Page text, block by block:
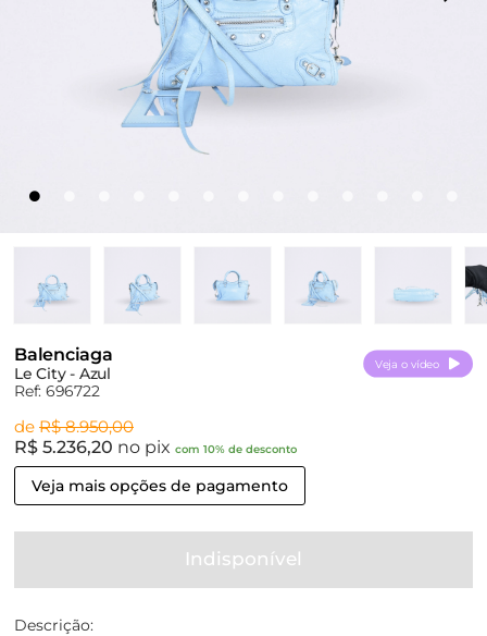
Balenciaga
Le City - Azul
Ref: 696722
Veja o vídeo
de R$ 8.950,00
R$ 5.236,20 no pix com 10% de desconto
Veja mais opções de pagamento
Indisponível
Descrição: